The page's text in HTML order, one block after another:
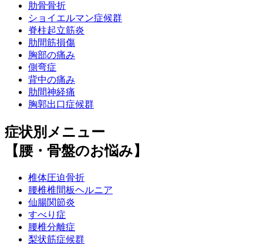
肋骨骨折
ショイエルマン症候群
脊柱起立筋炎
肋間筋損傷
胸部の痛み
側弯症
背中の痛み
肋間神経痛
胸郭出口症候群
症状別メニュー
【腰・骨盤のお悩み】
椎体圧迫骨折
腰椎椎間板ヘルニア
仙腸関節炎
すべり症
腰椎分離症
梨状筋症候群